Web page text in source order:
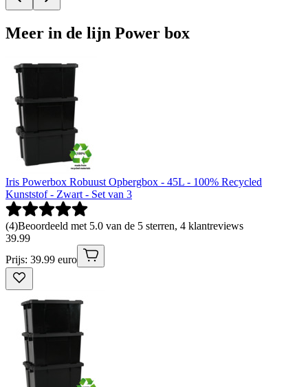
Meer in de lijn Power box
Iris Powerbox Robuust Opbergbox - 45L - 100% Recycled
Kunststof - Zwart - Set van 3
(4)Beoordeeld met 5.0 van de 5 sterren, 4 klantreviews
39.99
Prijs: 39.99 euro